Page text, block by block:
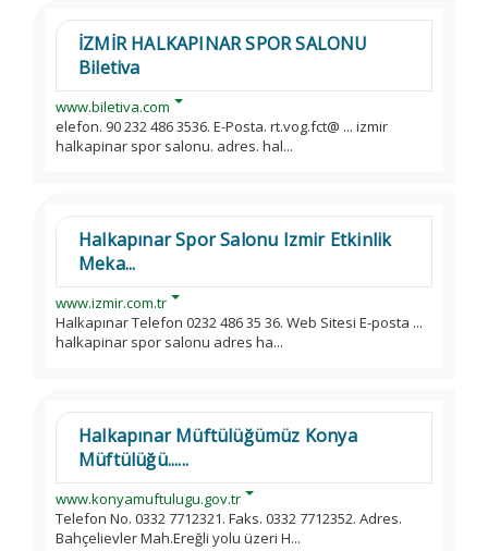
İZMİR HALKAPINAR SPOR SALONU
Biletiva
www.biletiva.com
elefon. 90 232 486 3536. E-Posta. rt.vog.fct@ ... izmir
halkapinar spor salonu. adres. hal...
Halkapınar Spor Salonu Izmir Etkinlik
Meka...
www.izmir.com.tr
Halkapınar Telefon 0232 486 35 36. Web Sitesi E-posta ...
halkapinar spor salonu adres ha...
Halkapınar Müftülüğümüz Konya
Müftülüğü......
www.konyamuftulugu.gov.tr
Telefon No. 0332 7712321. Faks. 0332 7712352. Adres.
Bahçelievler Mah.Ereğli yolu üzeri H...